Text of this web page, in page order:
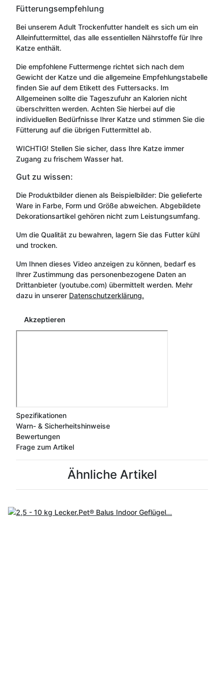
Fütterungsempfehlung
Bei unserem Adult Trockenfutter handelt es sich um ein
Alleinfuttermittel, das alle essentiellen Nährstoffe für Ihre
Katze enthält.
Die empfohlene Futtermenge richtet sich nach dem
Gewicht der Katze und die allgemeine Empfehlungstabelle
finden Sie auf dem Etikett des Futtersacks. Im
Allgemeinen sollte die Tageszufuhr an Kalorien nicht
überschritten werden. Achten Sie hierbei auf die
individuellen Bedürfnisse Ihrer Katze und stimmen Sie die
Fütterung auf die übrigen Futtermittel ab.
WICHTIG! Stellen Sie sicher, dass Ihre Katze immer
Zugang zu frischem Wasser hat.
Gut zu wissen:
Die Produktbilder dienen als Beispielbilder: Die gelieferte
Ware in Farbe, Form und Größe abweichen. Abgebildete
Dekorationsartikel gehören nicht zum Leistungsumfang.
Um die Qualität zu bewahren, lagern Sie das Futter kühl
und trocken.
Um Ihnen dieses Video anzeigen zu können, bedarf es
Ihrer Zustimmung das personenbezogene Daten an
Drittanbieter (youtube.com) übermittelt werden. Mehr
dazu in unserer Datenschutzerklärung.
Akzeptieren
Spezifikationen
Warn- & Sicherheitshinweise
Bewertungen
Frage zum Artikel
Ähnliche Artikel